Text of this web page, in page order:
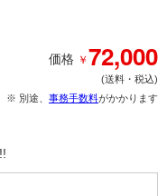
価格 ￥72,000
(送料・税込)
※ 別途、 事務手数料がかかります